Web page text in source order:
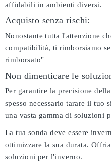
affidabili in ambienti diversi.
Acquisto senza rischi:
Nonostante tutta l'attenzione
compatibilità, ti rimborsiamo
rimborsato"
Non dimenticare le
Per garantire la precisione
spesso necessario tarare il tuo
una vasta gamma di soluzioni
La tua sonda deve essere
ottimizzare la sua durata.
soluzioni per l'inverno.